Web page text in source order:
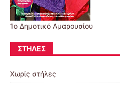
1ο Δημοτικό Αμαρουσίου
ΣΤΉΛΕΣ
Χωρίς στήλες